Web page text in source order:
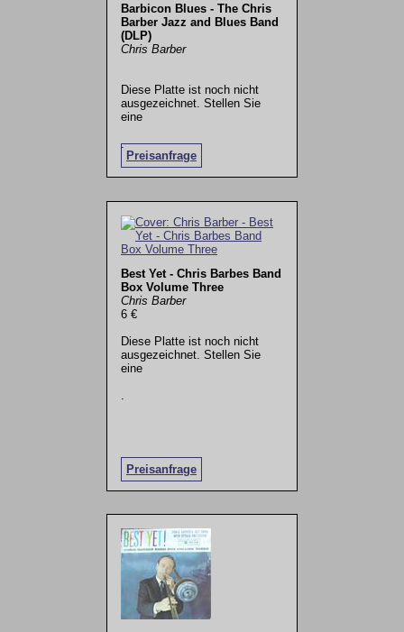
Barbicon Blues - The Chris
Barber Jazz and Blues Band
(DLP)
Chris Barber
Diese Platte ist noch nicht
ausgezeichnet. Stellen Sie
eine
Preisanfrage
.
Best Yet - Chris Barbes Band
Box Volume Three
Chris Barber
6 €
Diese Platte ist noch nicht
ausgezeichnet. Stellen Sie
eine
Preisanfrage
.